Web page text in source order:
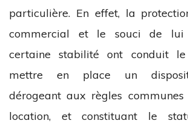
particulière. En effet, la
commercial et le souci de lui
certaine stabilité ont conduit
mettre en place un
dérogeant aux règles
location, et constituant le